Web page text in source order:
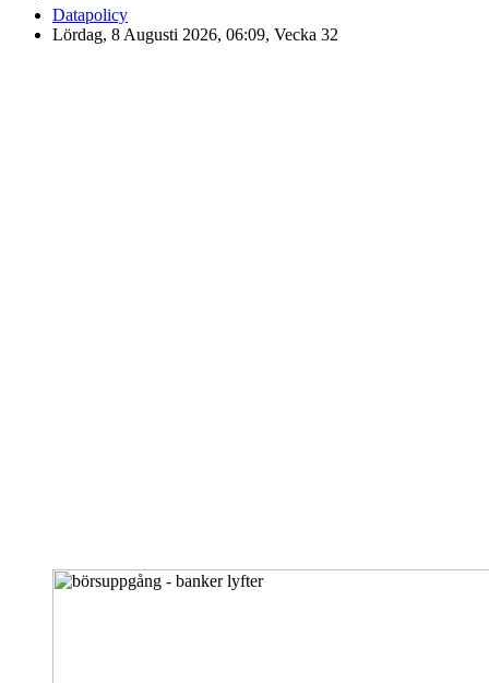
Datapolicy
Lördag, 8 Augusti 2026, 06:09, Vecka 32